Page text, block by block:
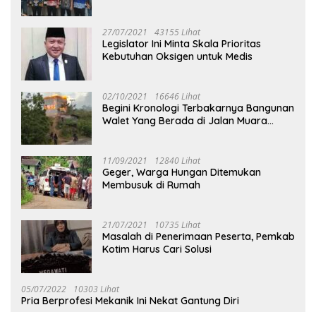
27/07/2021 43155 Lihat
Legislator Ini Minta Skala Prioritas
Kebutuhan Oksigen untuk Medis
02/10/2021 16646 Lihat
Begini Kronologi Terbakarnya Bangunan
Walet Yang Berada di Jalan Muara
11/09/2021 12840 Lihat
Geger, Warga Hungan Ditemukan
Membusuk di Rumah
21/07/2021 10735 Lihat
Masalah di Penerimaan Peserta, Pemkab
Kotim Harus Cari Solusi
05/07/2022 10303 Lihat
Pria Berprofesi Mekanik Ini Nekat Gantung Diri